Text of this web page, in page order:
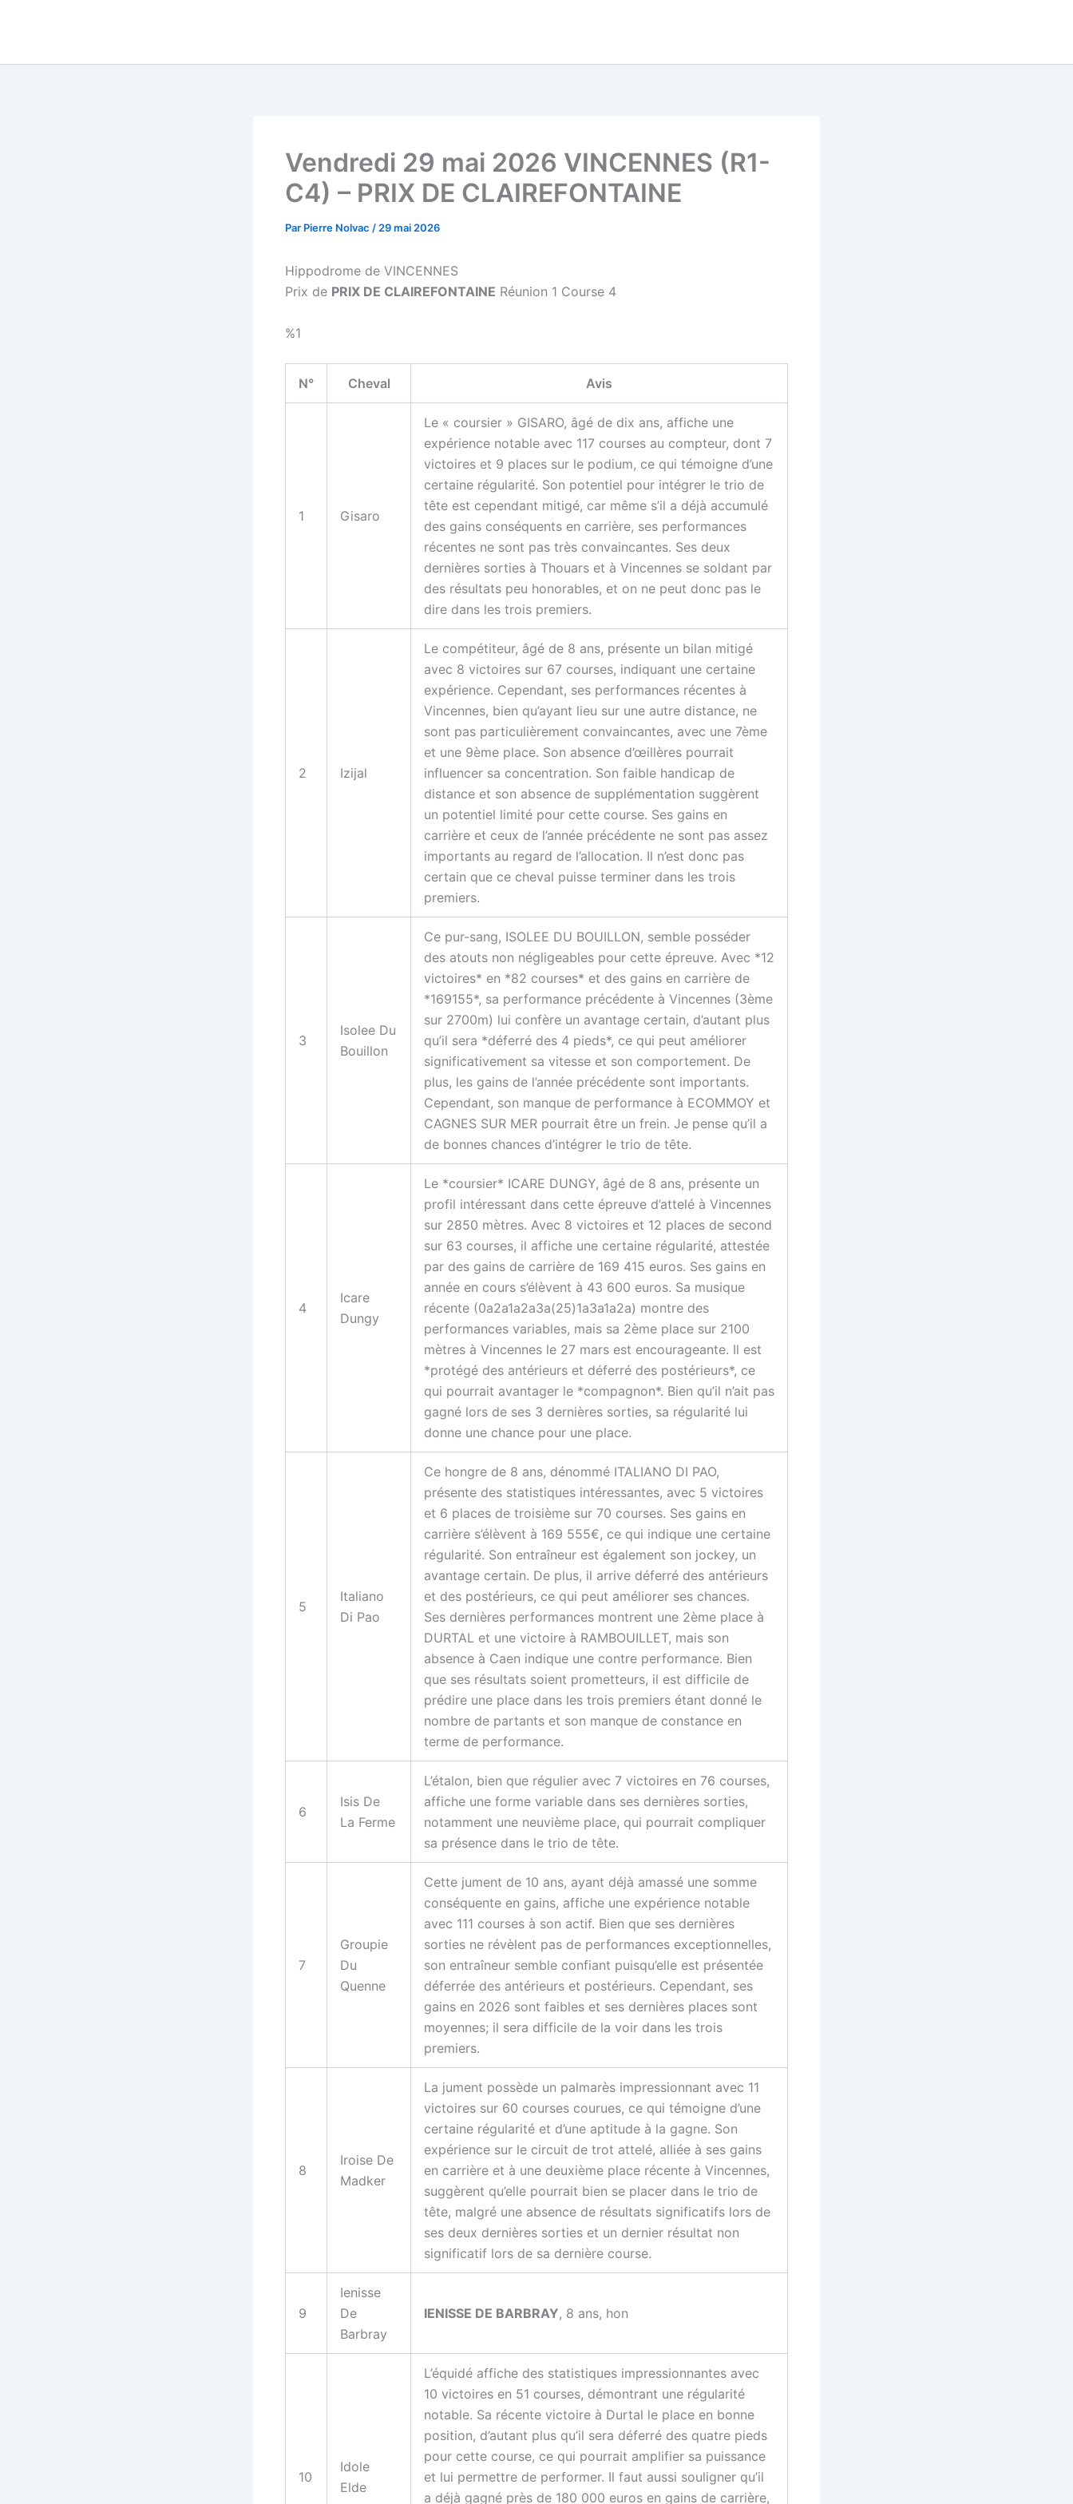
Vendredi 29 mai 2026 VINCENNES (R1-
C4) – PRIX DE CLAIREFONTAINE
Par Pierre Nolvac / 29 mai 2026
Hippodrome de VINCENNES
Prix de PRIX DE CLAIREFONTAINE Réunion 1 Course 4
%1
N° Cheval Avis
1 Gisaro
Le « coursier » GISARO, âgé de dix ans, affiche une
expérience notable avec 117 courses au compteur, dont 7
victoires et 9 places sur le podium, ce qui témoigne d’une
certaine régularité. Son potentiel pour intégrer le trio de
tête est cependant mitigé, car même s’il a déjà accumulé
des gains conséquents en carrière, ses performances
récentes ne sont pas très convaincantes. Ses deux
dernières sorties à Thouars et à Vincennes se soldant par
des résultats peu honorables, et on ne peut donc pas le
dire dans les trois premiers.
2 Izijal
Le compétiteur, âgé de 8 ans, présente un bilan mitigé
avec 8 victoires sur 67 courses, indiquant une certaine
expérience. Cependant, ses performances récentes à
Vincennes, bien qu’ayant lieu sur une autre distance, ne
sont pas particulièrement convaincantes, avec une 7ème
et une 9ème place. Son absence d’œillères pourrait
influencer sa concentration. Son faible handicap de
distance et son absence de supplémentation suggèrent
un potentiel limité pour cette course. Ses gains en
carrière et ceux de l’année précédente ne sont pas assez
importants au regard de l’allocation. Il n’est donc pas
certain que ce cheval puisse terminer dans les trois
premiers.
3
Isolee Du
Bouillon
Ce pur-sang, ISOLEE DU BOUILLON, semble posséder
des atouts non négligeables pour cette épreuve. Avec *12
victoires* en *82 courses* et des gains en carrière de
*169155*, sa performance précédente à Vincennes (3ème
sur 2700m) lui confère un avantage certain, d’autant plus
qu’il sera *déferré des 4 pieds*, ce qui peut améliorer
significativement sa vitesse et son comportement. De
plus, les gains de l’année précédente sont importants.
Cependant, son manque de performance à ECOMMOY et
CAGNES SUR MER pourrait être un frein. Je pense qu’il a
de bonnes chances d’intégrer le trio de tête.
4
Icare
Dungy
Le *coursier* ICARE DUNGY, âgé de 8 ans, présente un
profil intéressant dans cette épreuve d’attelé à Vincennes
sur 2850 mètres. Avec 8 victoires et 12 places de second
sur 63 courses, il affiche une certaine régularité, attestée
par des gains de carrière de 169 415 euros. Ses gains en
année en cours s’élèvent à 43 600 euros. Sa musique
récente (0a2a1a2a3a(25)1a3a1a2a) montre des
performances variables, mais sa 2ème place sur 2100
mètres à Vincennes le 27 mars est encourageante. Il est
*protégé des antérieurs et déferré des postérieurs*, ce
qui pourrait avantager le *compagnon*. Bien qu’il n’ait pas
gagné lors de ses 3 dernières sorties, sa régularité lui
donne une chance pour une place.
5
Italiano
Di Pao
Ce hongre de 8 ans, dénommé ITALIANO DI PAO,
présente des statistiques intéressantes, avec 5 victoires
et 6 places de troisième sur 70 courses. Ses gains en
carrière s’élèvent à 169 555€, ce qui indique une certaine
régularité. Son entraîneur est également son jockey, un
avantage certain. De plus, il arrive déferré des antérieurs
et des postérieurs, ce qui peut améliorer ses chances.
Ses dernières performances montrent une 2ème place à
DURTAL et une victoire à RAMBOUILLET, mais son
absence à Caen indique une contre performance. Bien
que ses résultats soient prometteurs, il est difficile de
prédire une place dans les trois premiers étant donné le
nombre de partants et son manque de constance en
terme de performance.
6
Isis De
La Ferme
L’étalon, bien que régulier avec 7 victoires en 76 courses,
affiche une forme variable dans ses dernières sorties,
notamment une neuvième place, qui pourrait compliquer
sa présence dans le trio de tête.
7
Groupie
Du
Quenne
Cette jument de 10 ans, ayant déjà amassé une somme
conséquente en gains, affiche une expérience notable
avec 111 courses à son actif. Bien que ses dernières
sorties ne révèlent pas de performances exceptionnelles,
son entraîneur semble confiant puisqu’elle est présentée
déferrée des antérieurs et postérieurs. Cependant, ses
gains en 2026 sont faibles et ses dernières places sont
moyennes; il sera difficile de la voir dans les trois
premiers.
8
Iroise De
Madker
La jument possède un palmarès impressionnant avec 11
victoires sur 60 courses courues, ce qui témoigne d’une
certaine régularité et d’une aptitude à la gagne. Son
expérience sur le circuit de trot attelé, alliée à ses gains
en carrière et à une deuxième place récente à Vincennes,
suggèrent qu’elle pourrait bien se placer dans le trio de
tête, malgré une absence de résultats significatifs lors de
ses deux dernières sorties et un dernier résultat non
significatif lors de sa dernière course.
9
Ienisse
De
Barbray
IENISSE DE BARBRAY, 8 ans, hon
10
Idole
Elde
L’équidé affiche des statistiques impressionnantes avec
10 victoires en 51 courses, démontrant une régularité
notable. Sa récente victoire à Durtal le place en bonne
position, d’autant plus qu’il sera déferré des quatre pieds
pour cette course, ce qui pourrait amplifier sa puissance
et lui permettre de performer. Il faut aussi souligner qu’il
a déjà gagné près de 180 000 euros en gains de carrière,
now